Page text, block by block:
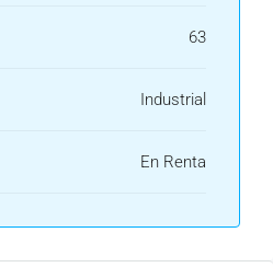
63
Industrial
En Renta